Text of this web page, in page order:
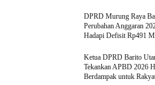
DPRD Murung Raya
Perubahan Anggaran
Hadapi Defisit Rp491
Ketua DPRD Barito
Tekankan APBD 2026
Berdampak untuk